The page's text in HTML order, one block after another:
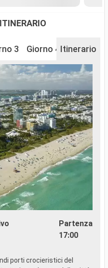
3 Giorno 4 Giorno 5
Itinerario
Partenza
17:00
porti crocieristici del